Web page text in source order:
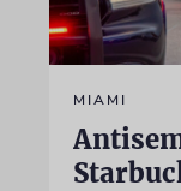
MIAMI